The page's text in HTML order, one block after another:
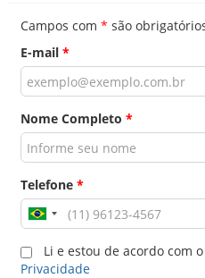
Campos com * são
E-mail *
Nome Completo *
Telefone *
Li e estou de acordo com o
Privacidade